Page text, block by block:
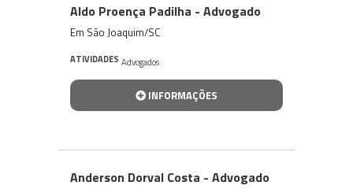
Aldo Proença Padilha - Advogado
Em São Joaquim/SC
ATIVIDADES Advogados
INFORMAÇÕES
Anderson Dorval Costa - Advogado